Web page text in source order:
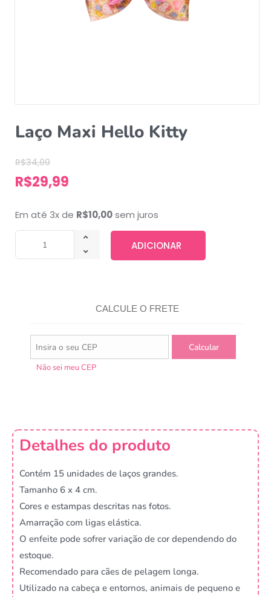
Laço Maxi Hello Kitty
R$34,00
R$29,99
Em até 3x de R$10,00sem juros
ADICIONAR
CALCULE O FRETE
Não sei meu CEP
Detalhes do produto
Contém 15 unidades de laços grandes.
Tamanho 6 x 4 cm.
Cores e estampas descritas nas fotos.
Amarração com ligas elástica.
O enfeite pode sofrer variação de cor dependendo do
estoque.
Recomendado para cães de pelagem longa.
Utilizado na cabeça e entornos, animais de pequeno e